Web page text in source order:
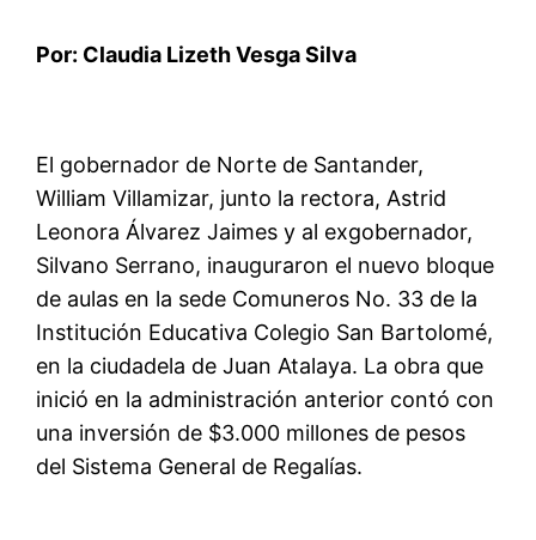
Por: Claudia Lizeth Vesga Silva
El gobernador de Norte de Santander,
William Villamizar, junto la rectora, Astrid
Leonora Álvarez Jaimes y al exgobernador,
Silvano Serrano, inauguraron el nuevo bloque
de aulas en la sede Comuneros No. 33 de la
Institución Educativa Colegio San Bartolomé,
en la ciudadela de Juan Atalaya. La obra que
inició en la administración anterior contó con
una inversión de $3.000 millones de pesos
del Sistema General de Regalías.